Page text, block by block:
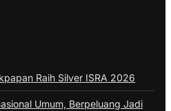
Raih Silver ISRA 2026
Umum, Berpeluang Jadi